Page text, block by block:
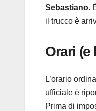
Sebastiano.
il trucco è
Orari (e
L’orario
ufficiale è
Prima di